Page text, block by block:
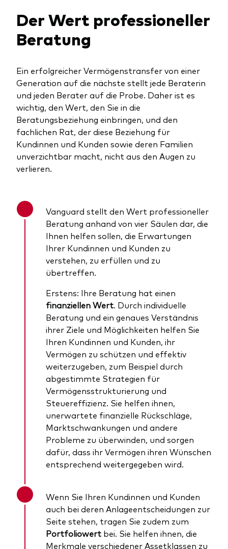
Der Wert professioneller
Beratung
Ein erfolgreicher Vermögenstransfer von einer
Generation auf die nächste stellt jede Beraterin
und jeden Berater auf die Probe. Daher ist es
wichtig, den Wert, den Sie in die
Beratungsbeziehung einbringen, und den
fachlichen Rat, der diese Beziehung für
Kundinnen und Kunden sowie deren Familien
unverzichtbar macht, nicht aus den Augen zu
verlieren.
Vanguard stellt den Wert professioneller
Beratung anhand von vier Säulen dar, die
Ihnen helfen sollen, die Erwartungen
Ihrer Kundinnen und Kunden zu
verstehen, zu erfüllen und zu
übertreffen.
Erstens: Ihre Beratung hat einen
finanziellen Wert. Durch individuelle
Beratung und ein genaues Verständnis
ihrer Ziele und Möglichkeiten helfen Sie
Ihren Kundinnen und Kunden, ihr
Vermögen zu schützen und effektiv
weiterzugeben, zum Beispiel durch
abgestimmte Strategien für
Vermögensstrukturierung und
Steuereffizienz. Sie helfen ihnen,
unerwartete finanzielle Rückschläge,
Marktschwankungen und andere
Probleme zu überwinden, und sorgen
dafür, dass ihr Vermögen ihren Wünschen
entsprechend weitergegeben wird.
Wenn Sie Ihren Kundinnen und Kunden
auch bei deren Anlageentscheidungen zur
Seite stehen, tragen Sie zudem zum
Portfoliowert bei. Sie helfen ihnen, die
Merkmale verschiedener Assetklassen zu